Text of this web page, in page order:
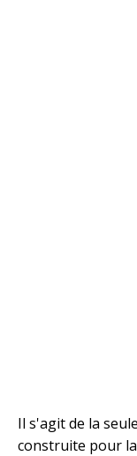
Il s'agit de la
construite pour